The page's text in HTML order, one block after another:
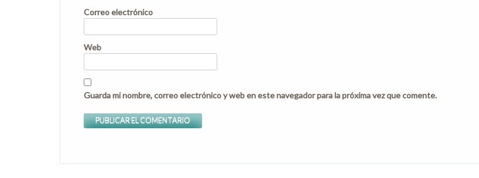
Correo electrónico
Web
Guarda mi nombre, correo electrónico y web en este navegador para la próxima vez que comente.